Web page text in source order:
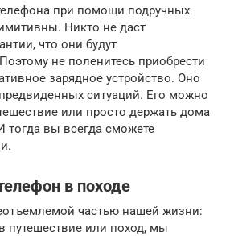
при помощи подручных
Никто не даст
что они будут
не поленитесь приобрести
зарядное устройство. Оно
ситуаций. Его можно
или просто держать дома
тогда вы всегда сможете
в походе
частью нашей жизни:
путешествие или поход, мы